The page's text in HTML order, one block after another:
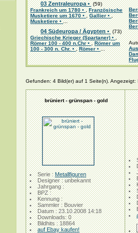
03 Zentraleuropa •(59)
Frankreich um 1780 •,Französische
Musketiere um 1670 •,Gallier •,
Musketiere •...
04 Südeuropa / Ägypten •(73)
Griechische Krieger (Spartaner) •,
Römer 100 - 400 n.Chr •,Römer um
100 - 300 n. Chr. •,Römer •...
Gefunden: 4 Bild(er) auf 1 Seite(n). Angezeigt:
brüniert - grünspan - gold
Serie :Metallfiguren
Designer : unbekannt
Jahrgang :
BPZ :
Kennung :
Sammler : Bouvier
Datum : 23.10.2008 14:18
Downloads: 0
Bildhits : 18864
auf Ebay kaufen!